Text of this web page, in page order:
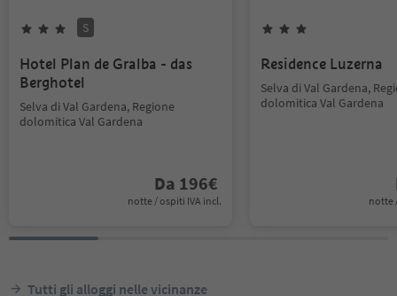
S
Hotel Plan de Gralba - das
Berghotel
Selva di Val Gardena, Regione
dolomitica Val Gardena
Da 196€
notte / ospiti IVA incl.
Residence Luzerna
Selva di Val Gardena,
dolomitica Val Gardena
notte
Tutti gli alloggi nelle vicinanze